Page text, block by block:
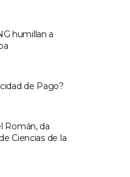
humillan a
de Pago?
Román, da
Ciencias de la